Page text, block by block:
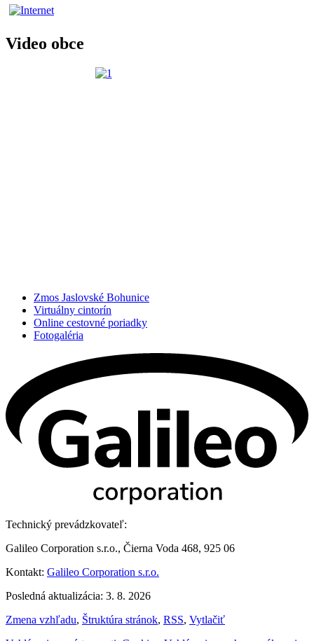
Video obce
Zmos Jaslovské Bohunice
Virtuálny cintorín
Online cestovné poriadky
Fotogaléria
Technický prevádzkovateľ:
Galileo Corporation s.r.o., Čierna Voda 468, 925 06
Kontakt: Galileo Corporation s.r.o.
Posledná aktualizácia: 3. 8. 2026
Zmena vzhľadu, Štruktúra stránok, RSS, Vytlačiť